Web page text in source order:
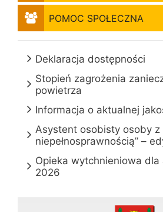
POMOC SPOŁECZNA
Deklaracja dostępności
Stopień zagrożenia
powietrza
Informacja o aktualnej
Asystent osobisty osoby z
niepełnosprawnością” –
Opieka wytchnieniowa dla
2026